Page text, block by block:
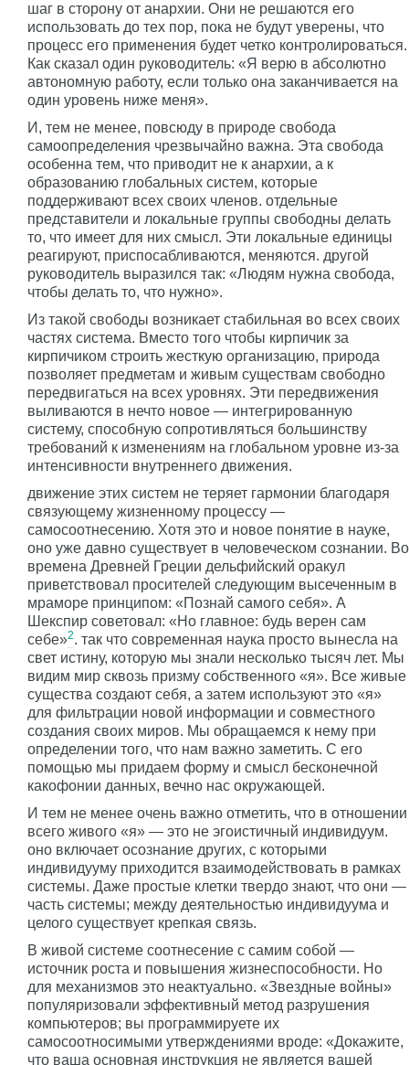
шаг в сторону от анархии. Они не решаются его
использовать до тех пор, пока не будут уверены, что
процесс его применения будет четко контролироваться.
Как сказал один руководитель: «Я верю в абсолютно
автономную работу, если только она заканчивается на
один уровень ниже меня».
И, тем не менее, повсюду в природе свобода
самоопределения чрезвычайно важна. Эта свобода
особенна тем, что приводит не к анархии, а к
образованию глобальных систем, которые
поддерживают всех своих членов. отдельные
представители и локальные группы свободны делать
то, что имеет для них смысл. Эти локальные единицы
реагируют, приспосабливаются, меняются. другой
руководитель выразился так: «Людям нужна свобода,
чтобы делать то, что нужно».
Из такой свободы возникает стабильная во всех своих
частях система. Вместо того чтобы кирпичик за
кирпичиком строить жесткую организацию, природа
позволяет предметам и живым существам свободно
передвигаться на всех уровнях. Эти передвижения
выливаются в нечто новое — интегрированную
систему, способную сопротивляться большинству
требований к изменениям на глобальном уровне из-за
интенсивности внутреннего движения.
движение этих систем не теряет гармонии благодаря
связующему жизненному процессу —
самосоотнесению. Хотя это и новое понятие в науке,
оно уже давно существует в человеческом сознании. Во
времена Древней Греции дельфийский оракул
приветствовал просителей следующим высеченным в
мраморе принципом: «Познай самого себя». А
Шекспир советовал: «Но главное: будь верен сам
себе»2. так что современная наука просто вынесла на
свет истину, которую мы знали несколько тысяч лет. Мы
видим мир сквозь призму собственного «я». Все живые
существа создают себя, а затем используют это «я»
для фильтрации новой информации и совместного
создания своих миров. Мы обращаемся к нему при
определении того, что нам важно заметить. С его
помощью мы придаем форму и смысл бесконечной
какофонии данных, вечно нас окружающей.
И тем не менее очень важно отметить, что в отношении
всего живого «я» — это не эгоистичный индивидуум.
оно включает осознание других, с которыми
индивидууму приходится взаимодействовать в рамках
системы. Даже простые клетки твердо знают, что они —
часть системы; между деятельностью индивидуума и
целого существует крепкая связь.
В живой системе соотнесение с самим собой —
источник роста и повышения жизнеспособности. Но
для механизмов это неактуально. «Звездные войны»
популяризовали эффективный метод разрушения
компьютеров; вы программируете их
самосоотносимыми утверждениями вроде: «Докажите,
что ваша основная инструкция не является вашей